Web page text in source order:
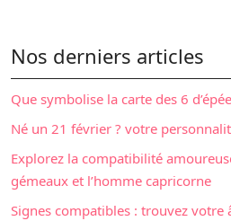
Nos derniers articles
Que symbolise la carte des 6
Né un 21 février ? votre
Explorez la compatibilité
gémeaux et l’homme capricorne
Signes compatibles : trouvez